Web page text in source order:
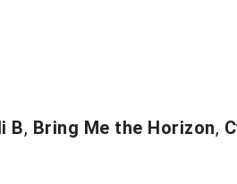
B, Bring Me the Horizon,